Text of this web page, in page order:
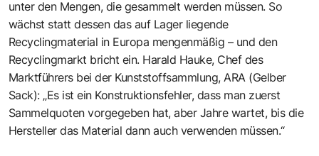
unter den Mengen, die gesammelt werden müssen. So
wächst statt dessen das auf Lager liegende
Recyclingmaterial in Europa mengenmäßig – und den
Recyclingmarkt bricht ein. Harald Hauke, Chef des
Marktführers bei der Kunststoffsammlung, ARA (Gelber
Sack): „Es ist ein Konstruktionsfehler, dass man zuerst
Sammelquoten vorgegeben hat, aber Jahre wartet, bis die
Hersteller das Material dann auch verwenden müssen.“